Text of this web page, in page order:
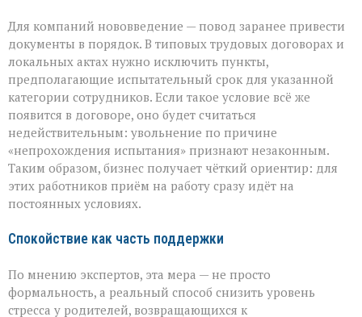
Для компаний нововведение — повод заранее привести
документы в порядок. В типовых трудовых договорах и
локальных актах нужно исключить пункты,
предполагающие испытательный срок для указанной
категории сотрудников. Если такое условие всё же
появится в договоре, оно будет считаться
недействительным: увольнение по причине
«непрохождения испытания» признают незаконным.
Таким образом, бизнес получает чёткий ориентир: для
этих работников приём на работу сразу идёт на
постоянных условиях.
Спокойствие как часть поддержки
По мнению экспертов, эта мера — не просто
формальность, а реальный способ снизить уровень
стресса у родителей, возвращающихся к